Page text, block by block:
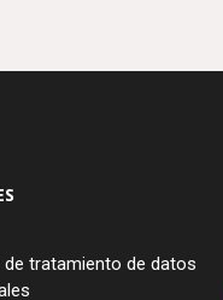
de tratamiento de datos